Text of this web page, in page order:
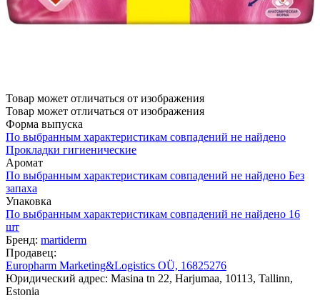
Товар может отличаться от изображения
Товар может отличаться от изображения
Форма выпуска
По выбранным характеристикам совпадений не найдено
Прокладки гигиенические
Аромат
По выбранным характеристикам совпадений не найдено Без
запаха
Упаковка
По выбранным характеристикам совпадений не найдено 16
шт
Бренд: martiderm
Продавец:
Europharm Marketing&Logistics OÜ, 16825276
Юридический адрес: Masina tn 22, Harjumaa, 10113, Tallinn,
Estonia